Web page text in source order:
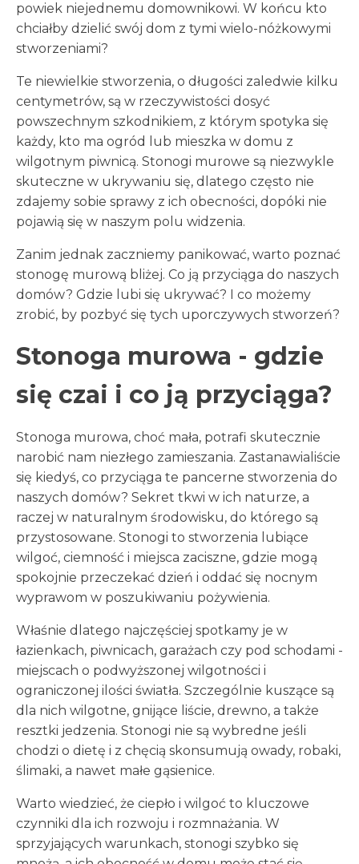
powiek niejednemu domownikowi. W końcu kto
chciałby dzielić swój dom z tymi wielo-nóżkowymi
stworzeniami?
Te niewielkie stworzenia, o długości zaledwie kilku
centymetrów, są w rzeczywistości dosyć
powszechnym szkodnikiem, z którym spotyka się
każdy, kto ma ogród lub mieszka w domu z
wilgotnym piwnicą. Stonogi murowe są niezwykle
skuteczne w ukrywaniu się, dlatego często nie
zdajemy sobie sprawy z ich obecności, dopóki nie
pojawią się w naszym polu widzenia.
Zanim jednak zaczniemy panikować, warto poznać
stonogę murową bliżej. Co ją przyciąga do naszych
domów? Gdzie lubi się ukrywać? I co możemy
zrobić, by pozbyć się tych uporczywych stworzeń?
Stonoga murowa - gdzie
się czai i co ją przyciąga?
Stonoga murowa, choć mała, potrafi skutecznie
narobić nam niezłego zamieszania. Zastanawialiście
się kiedyś, co przyciąga te pancerne stworzenia do
naszych domów? Sekret tkwi w ich naturze, a
raczej w naturalnym środowisku, do którego są
przystosowane. Stonogi to stworzenia lubiące
wilgoć, ciemność i miejsca zaciszne, gdzie mogą
spokojnie przeczekać dzień i oddać się nocnym
wyprawom w poszukiwaniu pożywienia.
Właśnie dlatego najczęściej spotkamy je w
łazienkach, piwnicach, garażach czy pod schodami -
miejscach o podwyższonej wilgotności i
ograniczonej ilości światła. Szczególnie kuszące są
dla nich wilgotne, gnijące liście, drewno, a także
resztki jedzenia. Stonogi nie są wybredne jeśli
chodzi o dietę i z chęcią skonsumują owady, robaki,
ślimaki, a nawet małe gąsienice.
Warto wiedzieć, że ciepło i wilgoć to kluczowe
czynniki dla ich rozwoju i rozmnażania. W
sprzyjających warunkach, stonogi szybko się